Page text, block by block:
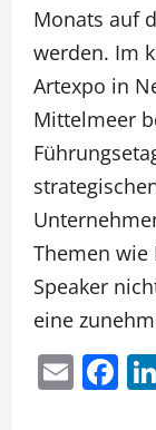
Monats auf
werden. Im
Artexpo in
Mittelmeer
Themen wie
Speaker
eine